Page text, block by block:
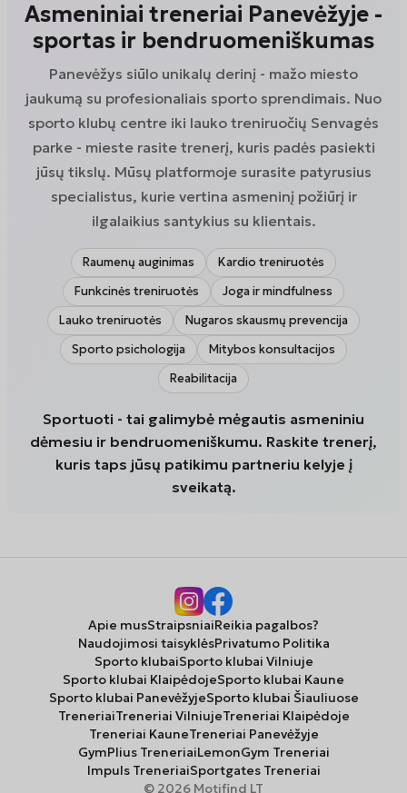
Asmeniniai treneriai Panevėžyje -
sportas ir bendruomeniškumas
Panevėžys siūlo unikalų derinį - mažo miesto
jaukumą su profesionaliais sporto sprendimais. Nuo
sporto klubų centre iki lauko treniruočių Senvagės
parke - mieste rasite trenerį, kuris padės pasiekti
jūsų tikslų. Mūsų platformoje surasite patyrusius
specialistus, kurie vertina asmeninį požiūrį ir
ilgalaikius santykius su klientais.
Raumenų auginimas
Kardio treniruotės
Funkcinės treniruotės
Joga ir mindfulness
Lauko treniruotės
Nugaros skausmų prevencija
Sporto psichologija
Mitybos konsultacijos
Reabilitacija
Sportuoti - tai galimybė mėgautis asmeniniu
dėmesiu ir bendruomeniškumu. Raskite trenerį,
kuris taps jūsų patikimu partneriu kelyje į
sveikatą.
Apie musStraipsniaiReikia pagalbos?
Naudojimosi taisyklėsPrivatumo Politika
Sporto klubaiSporto klubai Vilniuje
Sporto klubai KlaipėdojeSporto klubai Kaune
Sporto klubai PanevėžyjeSporto klubai Šiauliuose
TreneriaiTreneriai VilniujeTreneriai Klaipėdoje
Treneriai KauneTreneriai Panevėžyje
GymPlius TreneriaiLemonGym Treneriai
Impuls TreneriaiSportgates Treneriai
© 2026 Motifind LT